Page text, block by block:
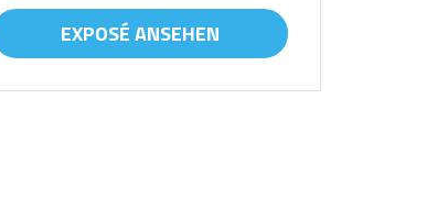
EXPOSÉ ANSEHEN